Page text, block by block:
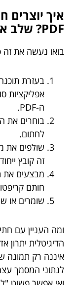
איך יוצרים
PDF? שלב אחר שלב
בואו נעשה את זה
אפליקציות
ה-PDF.
בוחרים את
לחתום.
שולפים את
זה קובץ
מבצעים את
חותם
שומרים או
ומה העניין עם
הדיגיטלית יתרון
איננה רק תמונה
לנתוני המסמך